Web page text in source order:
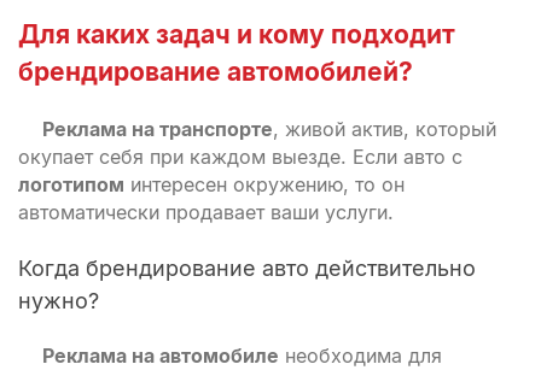
Для каких задач и кому подходит
брендирование автомобилей?
Реклама на транспорте, живой актив, который
окупает себя при каждом выезде. Если авто с
логотипом интересен окружению, то он
автоматически продавает ваши услуги.
Когда брендирование авто действительно
нужно?
Реклама на автомобиле необходима для